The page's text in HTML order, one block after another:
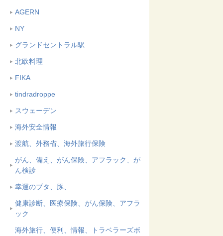
AGERN
NY
グランドセントラル駅
北欧料理
FIKA
tindradroppe
スウェーデン
海外安全情報
渡航、外務省、海外旅行保険
がん、備え、がん保険、アフラック、が
ん検診
幸運のブタ、豚、
健康診断、医療保険、がん保険、アフラ
ック
海外旅行、便利、情報、トラベラーズボ